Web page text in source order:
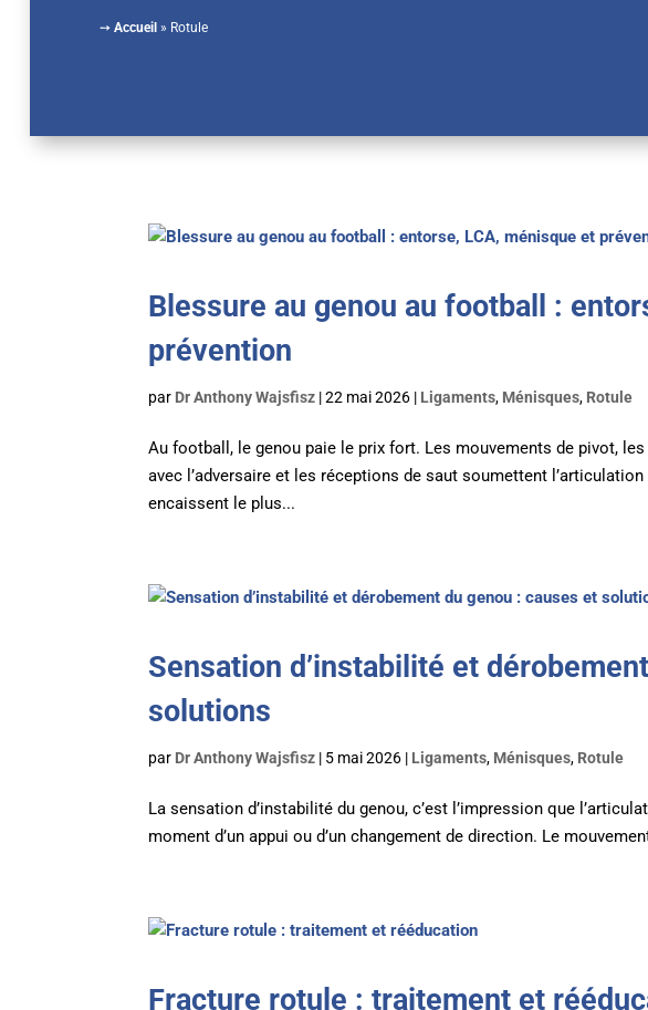
➙Accueil » Rotule
Blessure au genou au football :
prévention
par Dr Anthony Wajsfisz |22 mai 2026 | Ligaments, Ménisques, Rotule
Au football, le genou paie le prix fort. Les mouvements de pivot,
avec l’adversaire et les réceptions de saut soumettent
encaissent le plus...
Sensation d’instabilité et
solutions
par Dr Anthony Wajsfisz | 5 mai 2026 | Ligaments, Ménisques, Rotule
La sensation d’instabilité du genou, c’est l’impression que
moment d’un appui ou d’un changement de direction. Le
Fracture rotule : traitement et